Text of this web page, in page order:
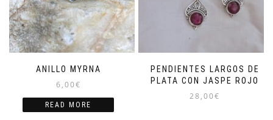
ANILLO MYRNA
6,00€
READ MORE
PENDIENTES LARGOS DE
PLATA CON JASPE ROJO
28,00€